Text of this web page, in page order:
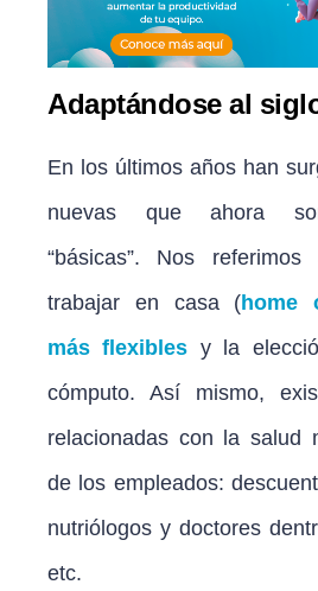
Adaptándose al
En los últimos años han
nuevas que ahora
“básicas”. Nos
trabajar en casa (home
más flexibles y la
cómputo. Así mismo,
relacionadas con la salud
de los empleados:
nutriólogos y doctores
etc.